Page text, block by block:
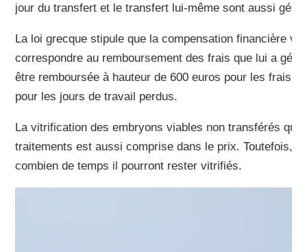
jour du transfert et le transfert lui-même sont aussi
La loi grecque stipule que la compensation financière
correspondre au remboursement des frais que lui a
être remboursée à hauteur de 600 euros pour les frais
pour les jours de travail perdus.
La vitrification des embryons viables non transférés qui
traitements est aussi comprise dans le prix. Toutefois, il
combien de temps il pourront rester vitrifiés.